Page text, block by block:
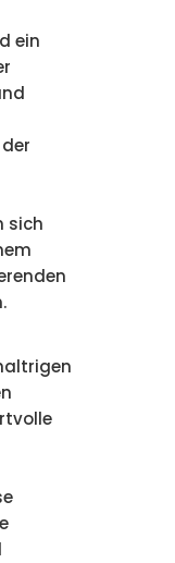
ein
sich